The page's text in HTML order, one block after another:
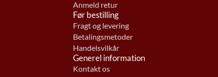
Anmeld retur
Før bestilling
Fragt og levering
Betalingsmetoder
Handelsvilkår
Generel information
Kontakt os